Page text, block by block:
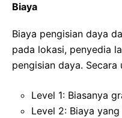
Biaya
Biaya pengisian daya
pada lokasi, penyedia
pengisian daya. Secara
Level 1: Biasanya
Level 2: Biaya